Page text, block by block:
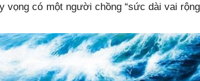
vọng có một người chồng “sức dài vai